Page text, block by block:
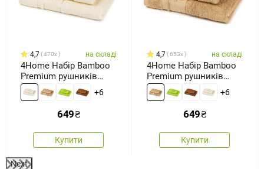
4,7 470x на складі
4Home Набір Bamboo
Premium рушників
кремовий, 70 x 140 см,
50 x 100 см
+6
649₴
Купити
4,7 653x на складі
4Home Набір Bamboo
Premium рушників
бежевий, 70 x 140 см,
50 x 100 см
+6
649₴
Купити
Next